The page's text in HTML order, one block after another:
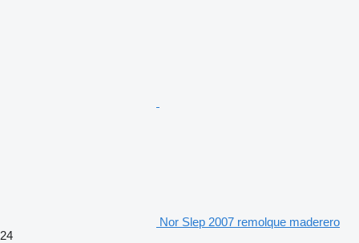
Nor Slep 2007 remolque maderero
24